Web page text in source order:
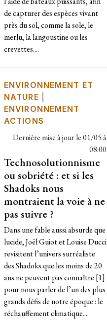
de capturer des espèces vivant
près du sol, comme la sole, le
merlu, la langoustine ou les
crevettes....
ENVIRONNEMENT ET
NATURE
ENVIRONNEMENT
ACTIONS
Dernière mise à jour le01/05 à
08:00
Technosolutionnisme
ou sobriété : et si les
Shadoks nous
montraient la voie à ne
pas suivre ?
Dans une fable aussi absurde que
lucide, Joël Guiot et Louise Ducci
revisitent l’univers surréaliste
des Shadoks que les moins de 20
ans ne peuvent pas connaître [1]
pour nous parler de l’un des plus
grands défis de notre époque : le
réchauffement climatique....